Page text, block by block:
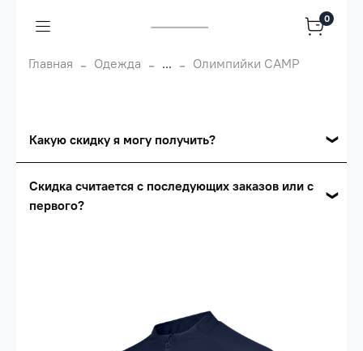
0
Главная Одежда ... Олимпийки CAMP
Какую скидку я могу получить?
Сумма скидки зависит от стоимости вашего
сумма всех заказов за 6 месяцев -
Скидка считается с последующих заказов или с
первого?